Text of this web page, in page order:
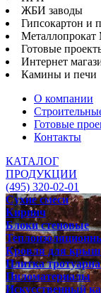
ЖБИ заводы
Гипсокартон и
Металлопрокат
Готовые
Интернет
Камины и печи
О компании
Готовые
Контакты
КАТАЛОГ
ПРОДУКЦИИ
(495) 320-02-01
Сухие смеси
Кирпич
Блоки стеновые
Кровля для
Плитка
Пиломатериалы
Искусственный